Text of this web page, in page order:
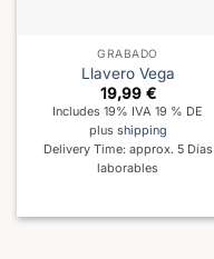
GRABADO
Llavero Vega
19,99 €
Includes 19% IVA 19 % DE
plus shipping
Delivery Time: approx. 5 Días
laborables